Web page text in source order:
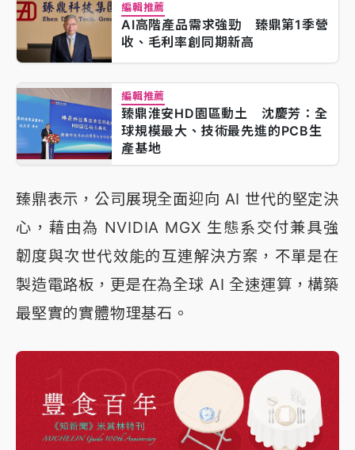
編輯推薦
AI高階產品需求強勁 臻鼎第1季營
收、毛利率創同期新高
編輯推薦
臻鼎淮安HD園區動土 沈慶芳：全
球規模最大、技術最先進的PCB生
產基地
臻鼎表示，公司展現全面迎向 AI 世代的堅定決
心，藉由為 NVIDIA MGX 生態系交付兼具強
韌度與次世代效能的互連解決方案，不單是在
製造電路板，更是在為全球 AI 全速運算，構築
最堅實的實體物理基石。